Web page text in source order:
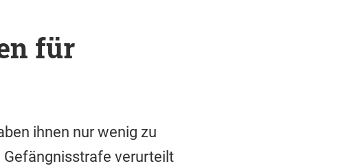
für
ihnen nur wenig zu
Gefängnisstrafe verurteilt